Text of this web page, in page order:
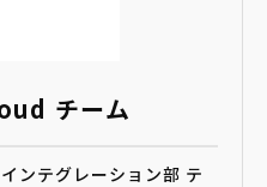
チーム
ンテグレーション部 テ